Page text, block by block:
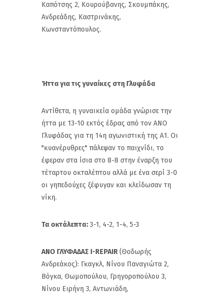
Καπότσης 2, Κουρούβανης, Σκουμπάκης,
Ανδρεάδης, Καστρινάκης,
Κωνσταντόπουλος.
Ήττα για τις γυναίκες στη Γλυφάδα
Αντίθετα, η γυναικεία ομάδα γνώρισε την
ήττα με 13-10 εκτός έδρας από τον ΑΝΟ
Γλυφάδας για τη 14η αγωνιστική της Α1. Οι
"κυανέρυθρες" πάλεψαν το παιχνίδι, το
έφεραν στα ίσια στο 8-8 στην έναρξη του
τέταρτου οκταλέπτου αλλά με ένα σερί 3-0
οι γηπεδούχες ξέφυγαν και κλείδωσαν τη
νίκη.
Τα οκτάλεπτα:3-1, 4-2, 1-4, 5-3
ΑΝΟ ΓΛΥΦΑΔΑΣ I-REPAIR(Θοδωρής
Ανδρεάκος): Γκαγκλ, Νίνου Παναγιώτα 2,
Βόγκα, Θωμοπούλου, Γρηγοροπούλου 3,
Νίνου Ειρήνη 3, Αντωνιάδη,